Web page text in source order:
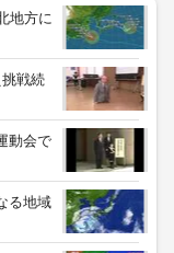
地方に
戦続
動会で
る地域